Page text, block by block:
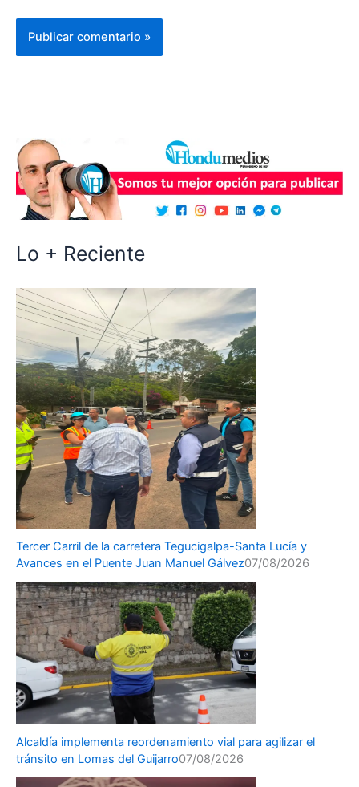
Lo + Reciente
Tercer Carril de la carretera Tegucigalpa-Santa Lucía y
Avances en el Puente Juan Manuel Gálvez07/08/2026
Alcaldía implementa reordenamiento vial para agilizar el
tránsito en Lomas del Guijarro07/08/2026